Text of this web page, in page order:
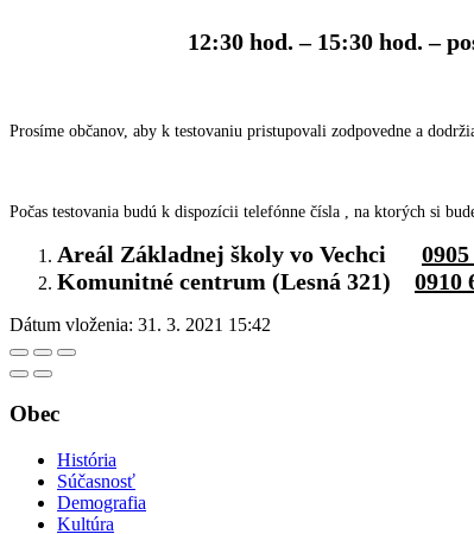
12:30 hod. – 15:30 hod. –
Prosíme občanov, aby k testovaniu pristupovali zodpovedne a
Počas testovania budú k dispozícii telefónne čísla , na ktorých si
Areál Základnej školy vo Vechci
Komunitné centrum (Lesná 321) 0910
Dátum vloženia: 31. 3. 2021 15:42
Obec
História
Súčasnosť
Demografia
Kultúra